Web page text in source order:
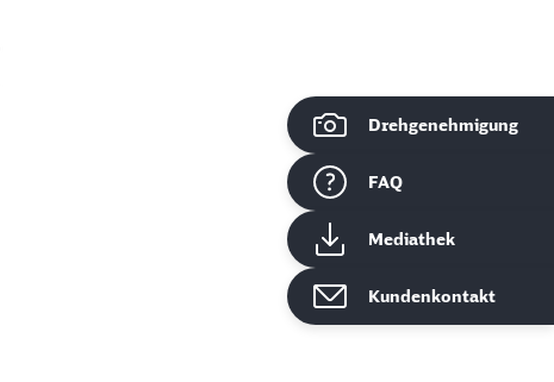
Drehgenehmigung
FAQ
Mediathek
Kundenkontakt